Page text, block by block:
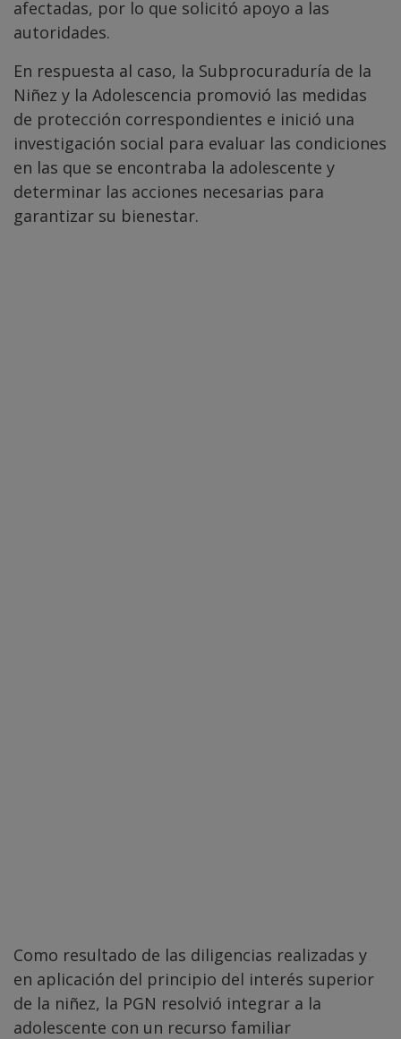
afectadas, por lo que solicitó apoyo a las
autoridades.
En respuesta al caso, la Subprocuraduría de la
Niñez y la Adolescencia promovió las medidas
de protección correspondientes e inició una
investigación social para evaluar las condiciones
en las que se encontraba la adolescente y
determinar las acciones necesarias para
garantizar su bienestar.
Como resultado de las diligencias realizadas y
en aplicación del principio del interés superior
de la niñez, la PGN resolvió integrar a la
adolescente con un recurso familiar